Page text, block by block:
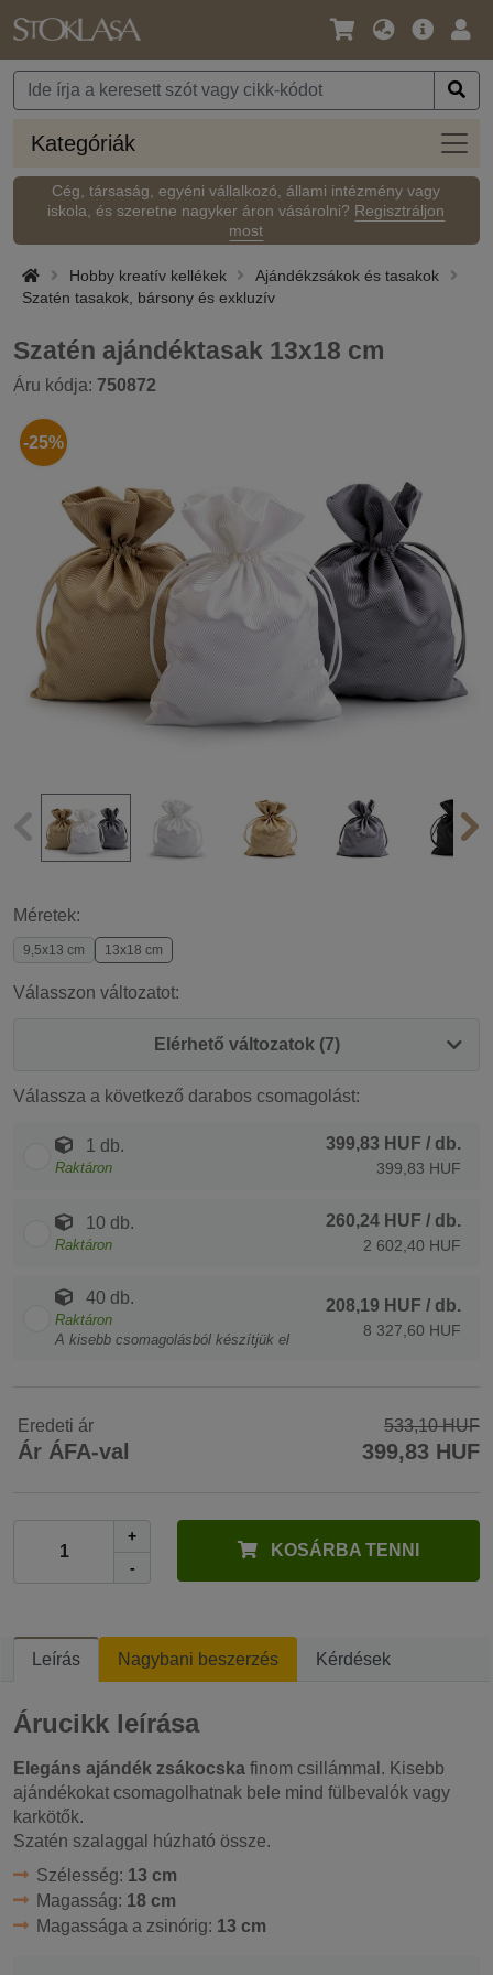
Nyelv
Pénznem
Fő
Kategóriák
Cég, társaság, egyéni vállalkozó, állami intézmény vagy
iskola, és szeretne nagyker áron vásárolni? Regisztráljon
most
Hobby kreatív kellékek
Ajándékzsákok és tasakok
Szatén tasakok, bársony és exkluzív
Szatén ajándéktasak 13x18 cm
Áru kódja: 750872
-25%
Méretek:
9,5x13 cm 13x18 cm
Válasszon változatot:
Elérhető változatok (7)
Válassza a következő darabos csomagolást:
1 db.
Raktáron
399,83 HUF / db.
399,83 HUF
10 db.
Raktáron
260,24 HUF / db.
2 602,40 HUF
40 db.
Raktáron
A kisebb csomagolásból készítjük el
208,19 HUF / db.
8 327,60 HUF
Eredeti ár 533,10 HUF
Ár ÁFA-val 399,83 HUF
+
-
KOSÁRBA TENNI
Leírás Nagybani beszerzés Kérdések
Árucikk leírása
Elegáns ajándék zsákocska finom csillámmal. Kisebb
ajándékokat csomagolhatnak bele mind fülbevalók vagy
karkötők.
Szatén szalaggal húzható össze.
Szélesség: 13 cm
Magasság: 18 cm
Magassága a zsinórig: 13 cm